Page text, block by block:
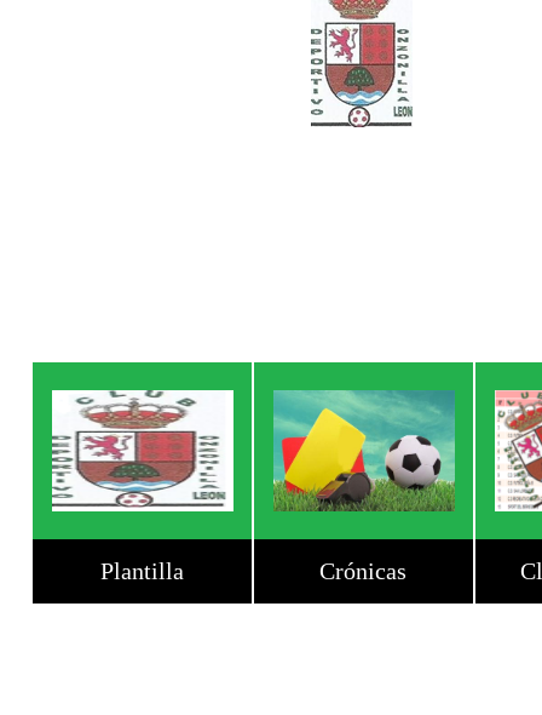
Plantilla Crónicas